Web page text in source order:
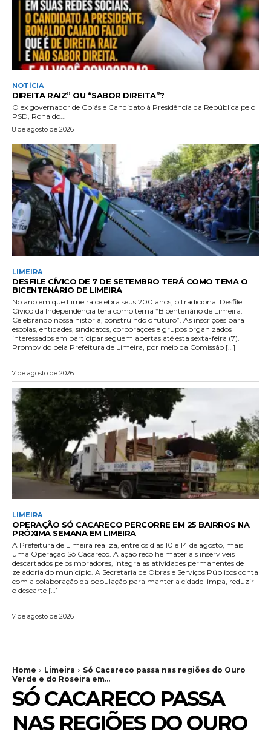
NOTÍCIA
DIREITA RAIZ” OU “SABOR DIREITA”?
O ex governador de Goiás e Candidato à Presidência da República pelo
PSD, Ronaldo...
8 de agosto de 2026
LIMEIRA
DESFILE CÍVICO DE 7 DE SETEMBRO TERÁ COMO TEMA O
BICENTENÁRIO DE LIMEIRA
No ano em que Limeira celebra seus 200 anos, o tradicional Desfile
Cívico da Independência terá como tema “Bicentenário de Limeira:
Celebrando nossa história, construindo o futuro”. As inscrições para
escolas, entidades, sindicatos, corporações e grupos organizados
interessados em participar seguem abertas até esta sexta-feira (7).
Promovido pela Prefeitura de Limeira, por meio da Comissão […]
7 de agosto de 2026
LIMEIRA
OPERAÇÃO SÓ CACARECO PERCORRE EM 25 BAIRROS NA
PRÓXIMA SEMANA EM LIMEIRA
A Prefeitura de Limeira realiza, entre os dias 10 e 14 de agosto, mais
uma Operação Só Cacareco. A ação recolhe materiais inservíveis
descartados pelos moradores, integra as atividades permanentes de
zeladoria do município. A Secretaria de Obras e Serviços Públicos conta
com a colaboração da população para manter a cidade limpa, reduzir
o descarte […]
7 de agosto de 2026